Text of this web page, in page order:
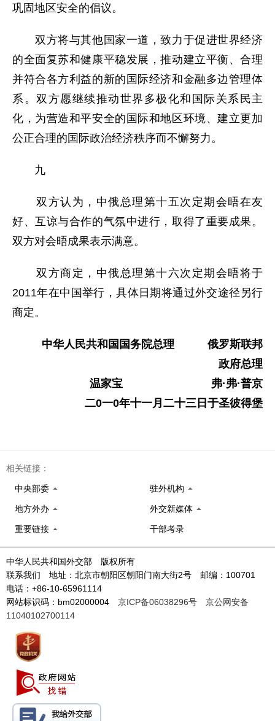
巩固地区安全的倡议。
双方将与其他国家一道，致力于促进世界经济
的全面复苏和健康平稳发展，推动建立平衡、合理
并符合各方利益的新的国际经济和金融多边管理体
系。双方愿继续推动世界多极化和国际关系民主
化，为营造和平安全的国际和地区环境、建立更加
公正合理的国际政治经济秩序而不懈努力。
九
双方认为，中俄总理第十五次定期会晤在友
好、互谅与合作的气氛中进行，取得了重要成果。
双方对会晤成果表示满意。
双方商定，中俄总理第十六次定期会晤将于
2011年在中国举行，具体日期将通过外交途径另行
商定。
中华人民共和国国务院总理 俄罗斯联邦
政府总理
温家宝 弗·弗·普京
二0一0年十一月二十三日于圣彼得堡
相关链接：
中央部委 驻外机构
地方外办 外交新媒体
重要链接 干部考录
中华人民共和国外交部 版权所有
联系我们 地址：北京市朝阳区朝阳门南大街2号 邮编：100701
电话：+86-10-65961114
网站标识码：bm02000004 京ICP备06038296号
京公网安备
11040102700114